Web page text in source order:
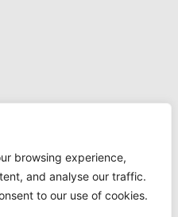
browsing experience,
and analyse our traffic.
to our use of cookies.